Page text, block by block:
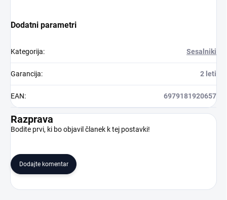
Dodatni parametri
Kategorija: Sesalniki
Garancija: 2 leti
EAN: 6979181920657
Razprava
Bodite prvi, ki bo objavil članek k tej postavki!
Dodajte komentar